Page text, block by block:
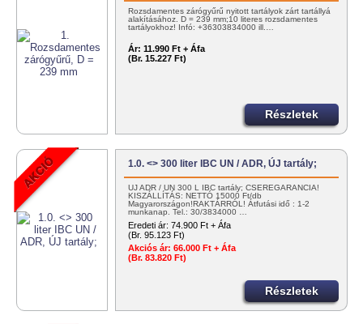
Rozsdamentes zárógyűrű nyitott tartályok zárt tartállyá
alakításához. D = 239 mm;10 literes rozsdamentes
tartályokhoz! Infó: +36303834000 ill.…
Ár: 11.990 Ft + Áfa
(Br. 15.227 Ft)
Részletek
1.0. <> 300 liter IBC UN / ADR, ÚJ tartály;
ÚJ ADR / UN 300 L IBC tartály; CSEREGARANCIA!
KISZÁLLÍTÁS: NETTÓ 15000 Ft/db
Magyarországon!RAKTÁRRÓL! Átfutási idő : 1-2
munkanap. Tel.: 30/3834000 …
Eredeti ár: 74.900 Ft + Áfa
(Br. 95.123 Ft)
Akciós ár: 66.000 Ft + Áfa
(Br. 83.820 Ft)
Részletek